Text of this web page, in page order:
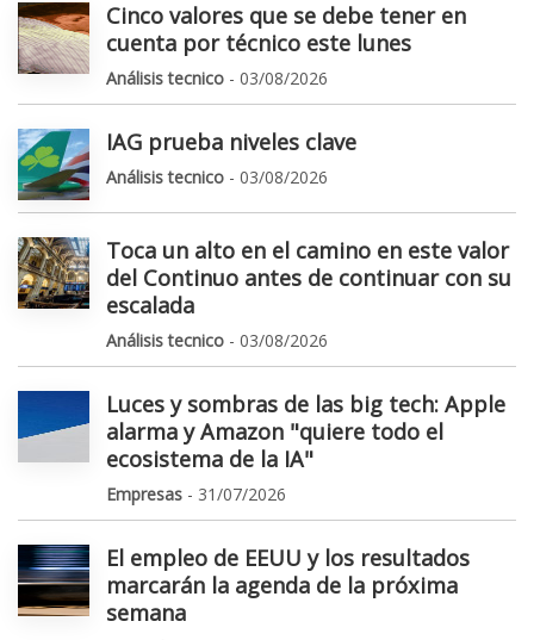
Cinco valores que se debe tener en
cuenta por técnico este lunes
Análisis tecnico - 03/08/2026
IAG prueba niveles clave
Análisis tecnico - 03/08/2026
Toca un alto en el camino en este valor
del Continuo antes de continuar con su
escalada
Análisis tecnico - 03/08/2026
Luces y sombras de las big tech: Apple
alarma y Amazon "quiere todo el
ecosistema de la IA"
Empresas - 31/07/2026
El empleo de EEUU y los resultados
marcarán la agenda de la próxima
semana